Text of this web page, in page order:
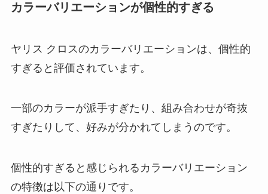
カラーバリエーションが個性的すぎる
ヤリス クロスのカラーバリエーションは、個性的
すぎると評価されています。
一部のカラーが派手すぎたり、組み合わせが奇抜
すぎたりして、好みが分かれてしまうのです。
個性的すぎると感じられるカラーバリエーション
の特徴は以下の通りです。